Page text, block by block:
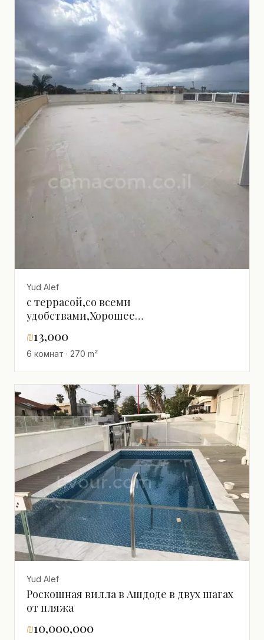
Yud Alef
с террасой,со всеми
удобствами,Хорошее
морем,просторный,Вид на море
₪13,000
6 комнат · 270 m²
Yud Alef
Роскошная вилла в Ашдоде в двух шагах
от пляжа
₪10,000,000